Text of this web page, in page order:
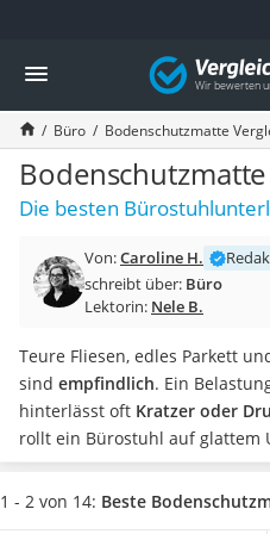
Die beliebtesten Vergleiche nach
Wohnen
Matratzen-Topper
Matratzen
Konferenzlautsprecher
Tageslichtlampe
Badlüfter
Bürohocker
Außenleuchte mit Kamera
Akku-Tischlampe
Konferenzmikrofon
Klappmatratze
Duschkopf mit Kalkfilter
Aktenvernichter Sicherheitsstufe
Bettgitter
Vergleich
Büro Bodenschutzmatte
Die besten
Von:Caroline H.
schreibt über: Büro
Lektorin: Nele B.
Teure Fliesen, edles Parkett
sind empfindlich. Ein
hinterlässt oft Kratzer oder
rollt ein Bürostuhl auf glattem
Bodenschutzmatte ist
ermöglicht angenehme
1 - 2 von 14: Beste